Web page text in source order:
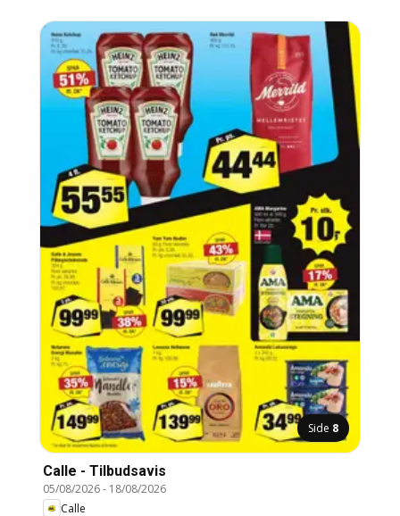
Side 8
Calle - Tilbudsavis
05/08/2026- 18/08/2026
Calle